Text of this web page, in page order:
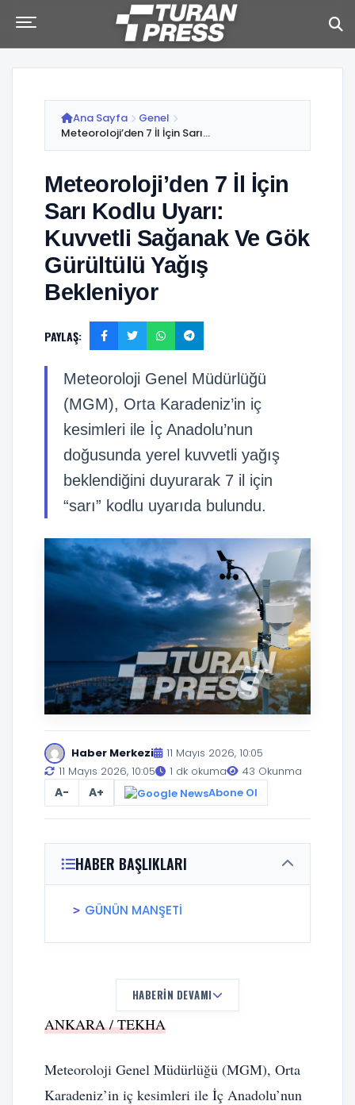
Ana Sayfa
Genel
Meteoroloji’den 7 İl İçin Sarı...
Meteoroloji’den 7 İl İçin
Sarı Kodlu Uyarı:
Kuvvetli Sağanak Ve Gök
Gürültülü Yağış
Bekleniyor
PAYLAŞ:
Meteoroloji Genel Müdürlüğü
(MGM), Orta Karadeniz’in iç
kesimleri ile İç Anadolu’nun
doğusunda yerel kuvvetli yağış
beklendiğini duyurarak 7 il için
“sarı” kodlu uyarıda bulundu.
Haber Merkezi
11 Mayıs 2026, 10:05
11 Mayıs 2026, 10:05
1 dk okuma 43 Okunma
A- A+ Abone Ol
HABER BAŞLIKLARI
GÜNÜN MANŞETİ
HABERIN DEVAMI
ANKARA / TEKHA
Meteoroloji Genel Müdürlüğü (MGM), Orta
Karadeniz’in iç kesimleri ile İç Anadolu’nun